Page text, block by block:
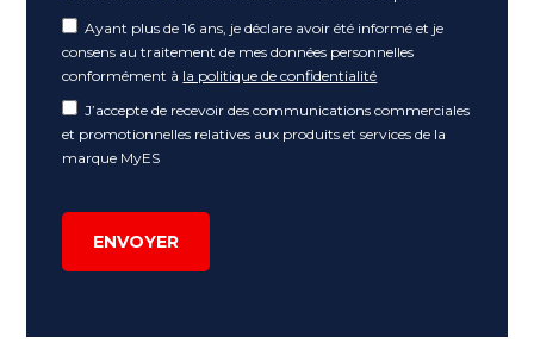
Ayant plus de 16 ans, je déclare avoir été informé et je
consens au traitement de mes données personnelles
conformément à la politique de confidentialité
J’accepte de recevoir des communications commerciales
et promotionnelles relatives aux produits et services de la
marque MyES
ENVOYER